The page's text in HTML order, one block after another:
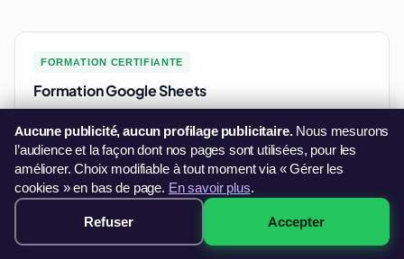
FORMATION CERTIFIANTE
Formation Google Sheets
299€
Paiement sécurisé · 3× sans frais
Certification ICDL (Tableur) reconnue
Formation Google Sheets
dès 299€ Réserver →
Aucune publicité, aucun profilage publicitaire.Nous mesurons
l’audience et la façon dont nos pages sont utilisées, pour les
améliorer. Choix modifiable à tout moment via « Gérer les
cookies » en bas de page. En savoir plus.
Refuser Accepter